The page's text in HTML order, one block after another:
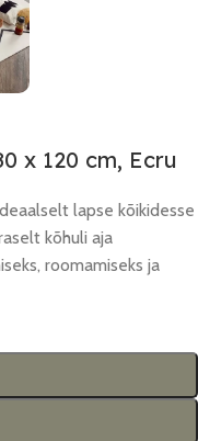
x 120 cm, Ecru
lapse kõikidesse
kõhuli aja
roomamiseks ja